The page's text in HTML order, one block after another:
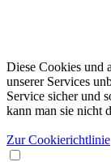
Diese Cookies und
unserer Services
Service sicher und
kann man sie nicht
Zur Cookierichtlinie